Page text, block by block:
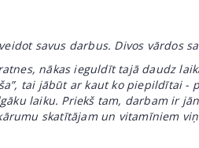
savus darbus. Divos vārdos
nākas ieguldīt tajā daudz
tai jābūt ar kaut ko piepildītai
laiku. Priekš tam, darbam ir
skatītājam un vitamīniem